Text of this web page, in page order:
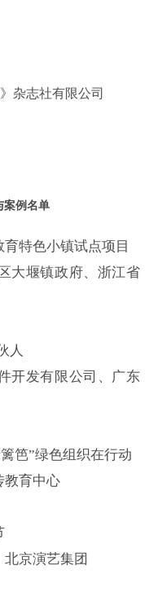
杂志社有限公司
案例名单
育特色小镇试点项目
大堰镇政府、浙江省
伙人